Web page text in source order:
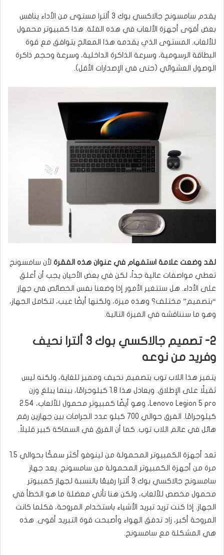
يقدم سامسونج جالاكسي بوك 3 ألترا مستوى من الأداء ينافس
بعض أقوى أجهزة الألعاب في هذه الفئة. هذا كمبيوتر محمول
للألعاب. المستوى الذي يقدمه هذا المعالج يتوافق مع قوة
البطاقة الرسومية، وسرعة الذاكرة الداخلية، وسرعة وحجم ذاكرة
الوصول العشوائي (حتى في الإصدارات الأقل).
لقد وضعت علامة استفهام في عنوان هذه الفقرة لأن سامسونج
تعطي مواصفات عالية جداً، لكن في بعض الأحيان يجب أن أعلق
على الأداء. هل ستتغير الأمور إذا وضعنا نفس الخصائص في جهاز
“بتصميم” مختلف؟ وهذه ميزة، ولكنها أيضًا عيب، لتكامل الجهاز،
وهو ما سنناقشه في الميزة التالية.
2- تصميم جالاكسي بوك 3 ألترا نحيف
وفريد من نوعه
يتميز هذا اللاب توب بتصميم نحيف ومميز للغاية، ولكنه ليس
ثقيلًا على الإطلاق. ويعادل هذا 1.8 كيلوجرامًا، بينما يبلغ وزن
Lenovo Legion 5 pro، وهو أيضًا كمبيوتر محمول للألعاب، 2.54
كيلوجرامًا. الفرق حوالي 700 كيلو عدد الجرامات بين جهازين رقم
هائل في عالم اللاب توب. كما أن الفرق في السماكة كبير قليلاً.
تعد أجهزة الكمبيوتر المحمولة من لينوفو أكثر سمكًا بحوالي 1.5
مرة من أجهزة الكمبيوتر المحمولة من سامسونج. يعد جهاز
سامسونج جالاكسي بوك 3 ألترا رفيعًا بالنسبة لجهاز كمبيوتر
محمول مخصص للألعاب، ولكن هنا تأتي معضلة ما هو الخطأ في
الجهاز. إذا كنت تريد تبريد الأشياء باستخدام المروحة، فكلما كانت
المروحة أكبر، زاد تدفق الهواء وأصبحت قوة التبريد أقوى. هذه
هي المشكلة مع سامسونج.